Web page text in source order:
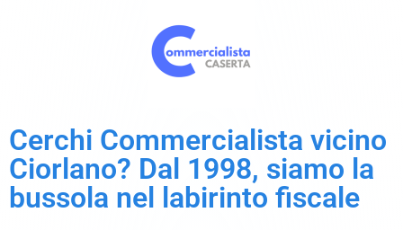
Cerchi Commercialista vicino
Ciorlano? Dal 1998, siamo la
bussola nel labirinto fiscale